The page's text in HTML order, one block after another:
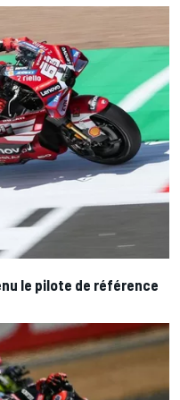
le pilote de référence